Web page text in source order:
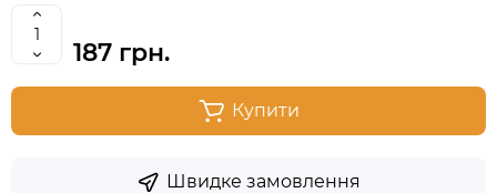
187 грн.
Купити
Швидке замовлення